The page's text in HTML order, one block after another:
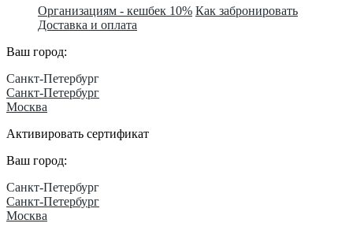
Организациям - кешбек 10% Как забронировать
Доставка и оплата
Ваш город:
Санкт-Петербург
Санкт-Петербург
Москва
Активировать сертификат
Ваш город:
Санкт-Петербург
Санкт-Петербург
Москва